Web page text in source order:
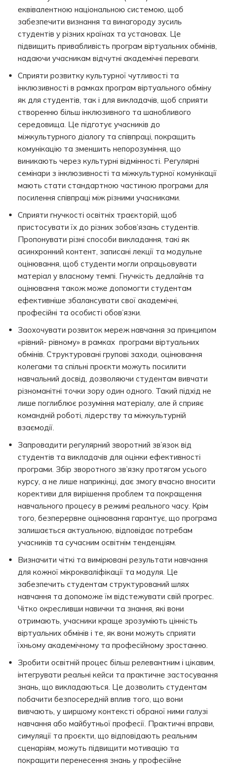
еквівалентною національною системою, щоб
забезпечити визнання та винагороду зусиль
студентів у різних країнах та установах. Це
підвищить привабливість програм віртуальних обмінів,
надаючи учасникам відчутні академічні переваги.
Сприяти розвитку культурної чутливості та
інклюзивності в рамках програм віртуального обміну
як для студентів, так і для викладачів, щоб сприяти
створенню більш інклюзивного та шанобливого
середовища. Це підготує учасників до
міжкультурного діалогу та співпраці, покращить
комунікацію та зменшить непорозуміння, що
виникають через культурні відмінності. Регулярні
семінари з інклюзивності та міжкультурної комунікації
мають стати стандартною частиною програми для
посилення співпраці між різними учасниками.
Сприяти гнучкості освітніх траєкторій, щоб
пристосувати їх до різних зобов’язань студентів.
Пропонувати різні способи викладання, такі як
асинхронний контент, записані лекції та модульне
оцінювання, щоб студенти могли опрацьовувати
матеріал у власному темпі. Гнучкість дедлайнів та
оцінювання також може допомогти студентам
ефективніше збалансувати свої академічні,
професійні та особисті обов’язки.
Заохочувати розвиток мереж навчання за принципом
«рівний- рівному» в рамках програми віртуальних
обмінів. Структуровані групові заходи, оцінювання
колегами та спільні проєкти можуть посилити
навчальний досвід, дозволяючи студентам вивчати
різноманітні точки зору один одного. Такий підхід не
лише поглиблює розуміння матеріалу, але й сприяє
командній роботі, лідерству та міжкультурній
взаємодії.
Запровадити регулярний зворотний зв’язок від
студентів та викладачів для оцінки ефективності
програми. Збір зворотного зв’язку протягом усього
курсу, а не лише наприкінці, дає змогу вчасно вносити
корективи для вирішення проблем та покращення
навчального процесу в режимі реального часу. Крім
того, безперервне оцінювання гарантує, що програма
залишається актуальною, відповідає потребам
учасників та сучасним освітнім тенденціям.
Визначити чіткі та вимірювані результати навчання
для кожної мікрокваліфікації та модуля. Це
забезпечить студентам структурований шлях
навчання та допоможе їм відстежувати свій прогрес.
Чітко окресливши навички та знання, які вони
отримають, учасники краще зрозуміють цінність
віртуальних обмінів і те, як вони можуть сприяти
їхньому академічному та професійному зростанню.
Зробити освітній процес більш релевантним і цікавим,
інтегрувати реальні кейси та практичне застосування
знань, що викладаються. Це дозволить студентам
побачити безпосередній вплив того, що вони
вивчають, у ширшому контексті обраної ними галузі
навчання або майбутньої професії. Практичні вправи,
симуляції та проєкти, що відповідають реальним
сценаріям, можуть підвищити мотивацію та
покращити перенесення знань у професійне